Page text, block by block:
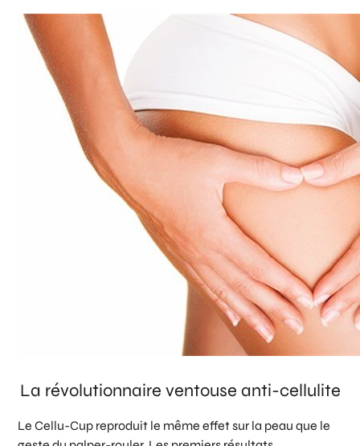
La révolutionnaire ventouse anti-cellulite
Le Cellu-Cup reproduit le même effet sur la peau que le